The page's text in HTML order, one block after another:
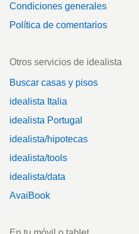
Condiciones generales
Política de comentarios
Otros servicios de idealista
Buscar casas y pisos
idealista Italia
idealista Portugal
idealista/hipotecas
idealista/tools
idealista/data
AvaiBook